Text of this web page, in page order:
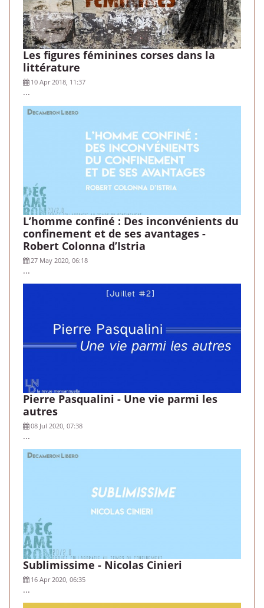
Les figures féminines corses dans la
littérature
10 Apr 2018, 11:37
...
L’homme confiné : Des inconvénients du
confinement et de ses avantages -
Robert Colonna d’Istria
27 May 2020, 06:18
...
Pierre Pasqualini - Une vie parmi les
autres
08 Jul 2020, 07:38
...
Sublimissime - Nicolas Cinieri
16 Apr 2020, 06:35
...